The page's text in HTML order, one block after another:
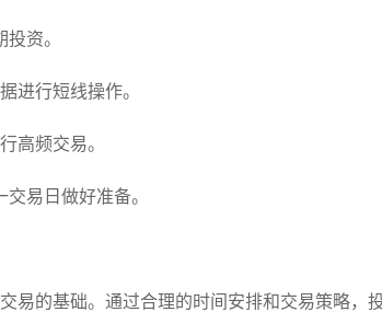
资。
进行短线操作。
高频交易。
易日做好准备。
易的基础。通过合理的时间安排和交易策略，